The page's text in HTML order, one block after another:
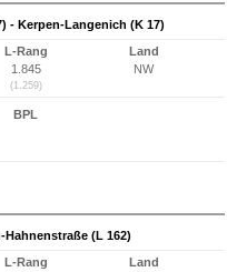
- Kerpen-Langenich (K 17)
L-Rang
1.845
(1.259)
Land
NW
BPL
(L 162)
L-Rang
Land